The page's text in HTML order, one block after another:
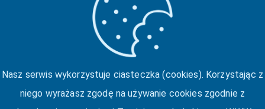
Nasz serwis wykorzystuje ciasteczka (cookies). Korzystając z
niego wyrażasz zgodę na używanie cookies zgodnie z